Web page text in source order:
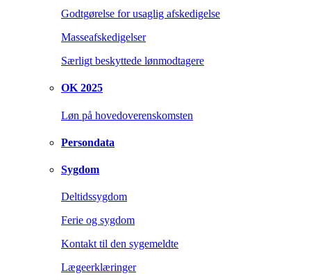
Godtgørelse for usaglig afskedigelse
Masseafskedigelser
Særligt beskyttede lønmodtagere
OK 2025
Løn på hovedoverenskomsten
Persondata
Sygdom
Deltidssygdom
Ferie og sygdom
Kontakt til den sygemeldte
Lægeerklæringer